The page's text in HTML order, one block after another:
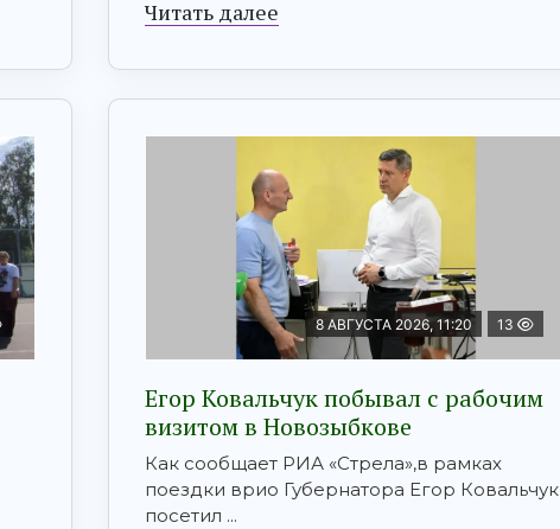
Читать далее
8 АВГУСТА 2026, 11:20 13
Егор Ковальчук побывал с рабочим
визитом в Новозыбкове
Как сообщает РИА «Стрела»,в рамках
поездки врио Губернатора Егор Ковальчук
посетил ...